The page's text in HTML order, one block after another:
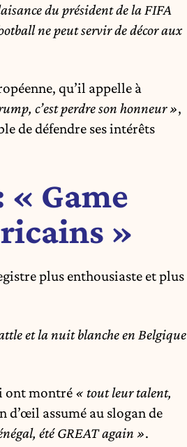
du président de la FIFA
ne peut servir de décor aux
qu’il appelle à
c’est perdre son honneur »,
de défendre ses intérêts
« Game
»
plus enthousiaste et plus
et la nuit blanche en Belgique
ont montré « tout leur talent,
d’œil assumé au slogan de
été GREAT again ».